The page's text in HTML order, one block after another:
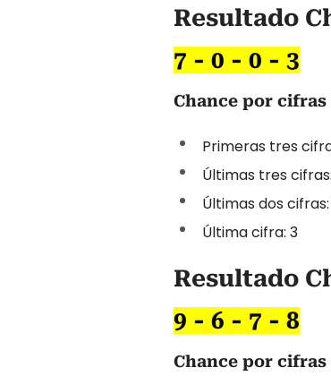
Resultado
7 - 0 - 0 - 3
Chance por cifras
Primeras tres
Últimas tres
Últimas dos
Última cifra: 3
Resultado
9 - 6 - 7 - 8
Chance por cifras